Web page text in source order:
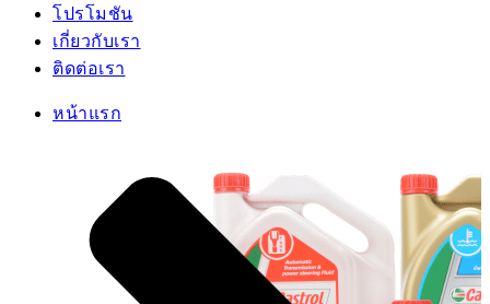
โปรโมชัน
เกี่ยวกับเรา
ติดต่อเรา
หน้าแรก